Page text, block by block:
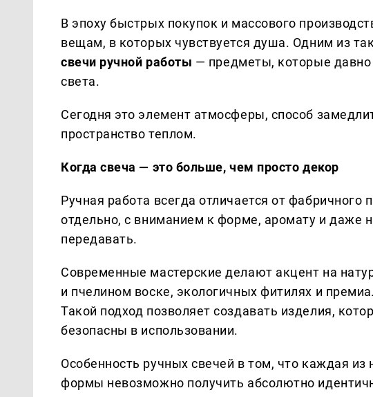
В эпоху быстрых покупок и массового
вещам, в которых чувствуется душа. Одним из
свечи ручной работы — предметы, которые
света.
Сегодня это элемент атмосферы, способ
пространство теплом.
Когда свеча — это больше, чем просто декор
Ручная работа всегда отличается от фабричного
отдельно, с вниманием к форме, аромату и даже
передавать.
Современные мастерские делают акцент на
и пчелином воске, экологичных фитилях и
Такой подход позволяет создавать изделия,
безопасны в использовании.
Особенность ручных свечей в том, что каждая
формы невозможно получить абсолютно